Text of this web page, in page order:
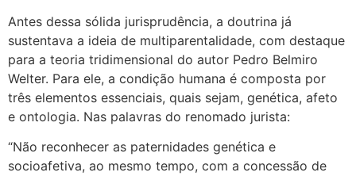
Antes dessa sólida jurisprudência, a doutrina já
sustentava a ideia de multiparentalidade, com destaque
para a teoria tridimensional do autor Pedro Belmiro
Welter. Para ele, a condição humana é composta por
três elementos essenciais, quais sejam, genética, afeto
e ontologia. Nas palavras do renomado jurista:
“Não reconhecer as paternidades genética e
socioafetiva, ao mesmo tempo, com a concessão de